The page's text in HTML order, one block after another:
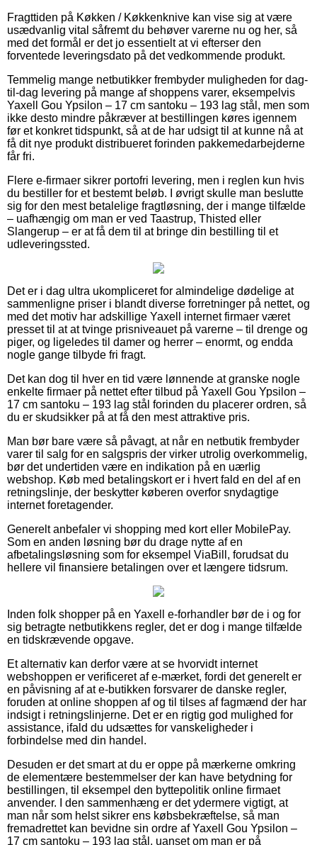
Fragttiden på Køkken / Køkkenknive kan vise sig at være
usædvanlig vital såfremt du behøver varerne nu og her, så
med det formål er det jo essentielt at vi efterser den
forventede leveringsdato på det vedkommende produkt.
Temmelig mange netbutikker frembyder muligheden for dag-
til-dag levering på mange af shoppens varer, eksempelvis
Yaxell Gou Ypsilon – 17 cm santoku – 193 lag stål, men som
ikke desto mindre påkræver at bestillingen køres igennem
før et konkret tidspunkt, så at de har udsigt til at kunne nå at
få dit nye produkt distribueret forinden pakkemedarbejderne
får fri.
Flere e-firmaer sikrer portofri levering, men i reglen kun hvis
du bestiller for et bestemt beløb. I øvrigt skulle man beslutte
sig for den mest betalelige fragtløsning, der i mange tilfælde
– uafhængig om man er ved Taastrup, Thisted eller
Slangerup – er at få dem til at bringe din bestilling til et
udleveringssted.
Det er i dag ultra ukompliceret for almindelige dødelige at
sammenligne priser i blandt diverse forretninger på nettet, og
med det motiv har adskillige Yaxell internet firmaer været
presset til at at tvinge prisniveauet på varerne – til drenge og
piger, og ligeledes til damer og herrer – enormt, og endda
nogle gange tilbyde fri fragt.
Det kan dog til hver en tid være lønnende at granske nogle
enkelte firmaer på nettet efter tilbud på Yaxell Gou Ypsilon –
17 cm santoku – 193 lag stål forinden du placerer ordren, så
du er skudsikker på at få den mest attraktive pris.
Man bør bare være så påvagt, at når en netbutik frembyder
varer til salg for en salgspris der virker utrolig overkommelig,
bør det undertiden være en indikation på en uærlig
webshop. Køb med betalingskort er i hvert fald en del af en
retningslinje, der beskytter køberen overfor snydagtige
internet foretagender.
Generelt anbefaler vi shopping med kort eller MobilePay.
Som en anden løsning bør du drage nytte af en
afbetalingsløsning som for eksempel ViaBill, forudsat du
hellere vil finansiere betalingen over et længere tidsrum.
Inden folk shopper på en Yaxell e-forhandler bør de i og for
sig betragte netbutikkens regler, det er dog i mange tilfælde
en tidskrævende opgave.
Et alternativ kan derfor være at se hvorvidt internet
webshoppen er verificeret af e-mærket, fordi det generelt er
en påvisning af at e-butikken forsvarer de danske regler,
foruden at online shoppen af og til tilses af fagmænd der har
indsigt i retningslinjerne. Det er en rigtig god mulighed for
assistance, ifald du udsættes for vanskeligheder i
forbindelse med din handel.
Desuden er det smart at du er oppe på mærkerne omkring
de elementære bestemmelser der kan have betydning for
bestillingen, til eksempel den byttepolitik online firmaet
anvender. I den sammenhæng er det ydermere vigtigt, at
man når som helst sikrer ens købsbekræftelse, så man
fremadrettet kan bevidne sin ordre af Yaxell Gou Ypsilon –
17 cm santoku – 193 lag stål, uanset om man er på